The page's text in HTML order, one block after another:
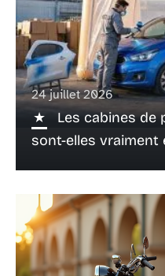
24 juillet 2026
Les cabines de
sont-elles vraiment